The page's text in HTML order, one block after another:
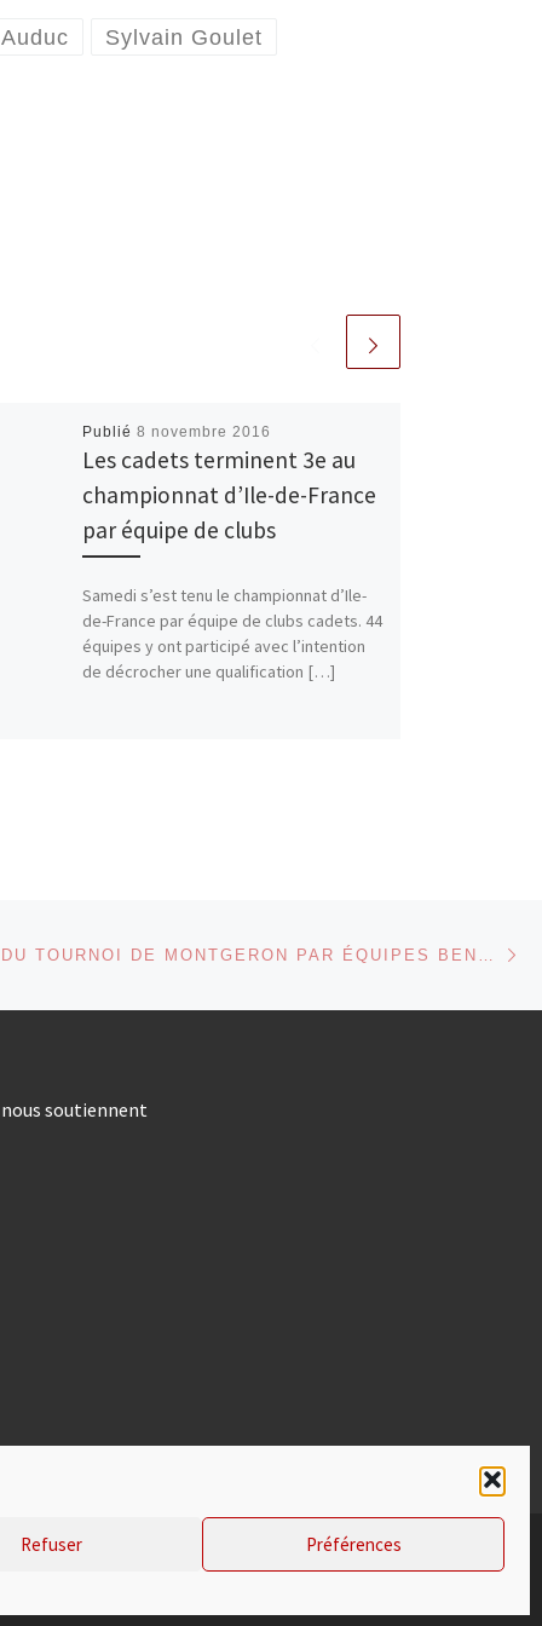
Refuser Préférences
Sylvain Goulet
Publié 8 novembre 2016
Les cadets terminent 3e au
championnat d’Ile-de-France
par équipe de clubs
Samedi s’est tenu le championnat d’Ile-
de-France par équipe de clubs cadets. 44
équipes y ont participé avec l’intention
de décrocher une qualification […]
soutiennent